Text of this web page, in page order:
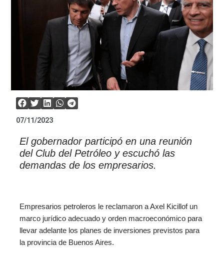
07/11/2023
El gobernador participó en una reunión
del Club del Petróleo y escuchó las
demandas de los empresarios.
Empresarios petroleros le reclamaron a Axel Kicillof un
marco jurídico adecuado y orden macroeconómico para
llevar adelante los planes de inversiones previstos para
la provincia de Buenos Aires.